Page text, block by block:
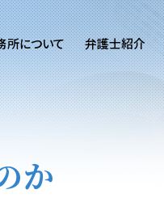
所について 弁護士紹介
か